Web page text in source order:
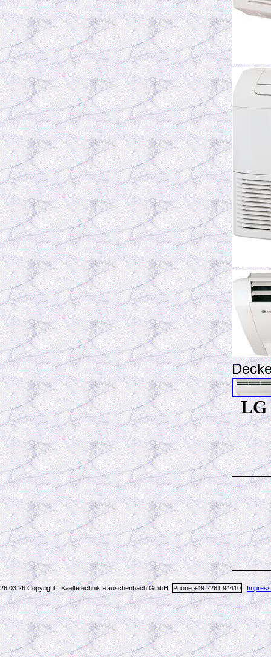
LG
26.03.26 Copyright Kaeltetechnik Rauschenbach GmbH Phone +49 2261 94410